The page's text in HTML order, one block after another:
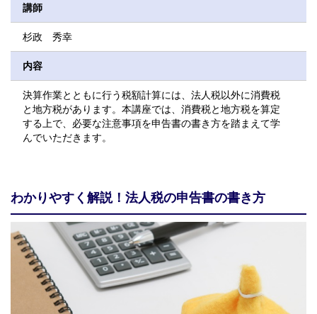
講師
杉政 秀幸
内容
決算作業とともに行う税額計算には、法人税以外に消費税
と地方税があります。本講座では、消費税と地方税を算定
する上で、必要な注意事項を申告書の書き方を踏まえて学
んでいただきます。
わかりやすく解説！法人税の申告書の書き方